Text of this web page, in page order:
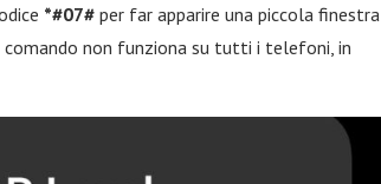
*#07# per far apparire una piccola finestra
non funziona su tutti i telefoni, in